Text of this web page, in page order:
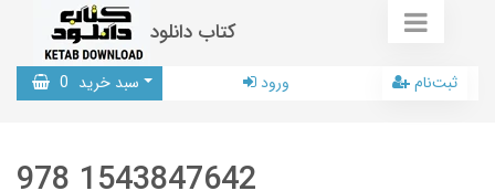
کتاب دانلود
سبد خرید 0 ورود ثبت‌نام
978 1543847642